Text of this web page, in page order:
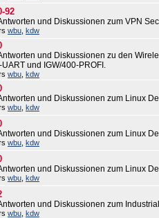
92
und Diskussionen zum VPN
wbu kdw
und Diskussionen zu den
UART und IGW/400-PROFI.
wbu kdw
und Diskussionen zum Linux
wbu kdw
und Diskussionen zum Linux
wbu kdw
und Diskussionen zum Linux
wbu kdw
und Diskussionen zum
wbu kdw